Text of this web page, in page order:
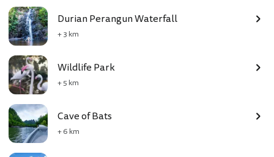
Durian Perangun Waterfall
+ 3 km
Wildlife Park
+ 5 km
Cave of Bats
+ 6 km